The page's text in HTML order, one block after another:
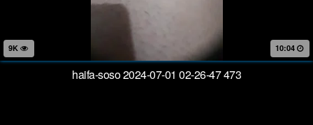
10:04
haifa-soso 2024-07-01 02-26-47 473